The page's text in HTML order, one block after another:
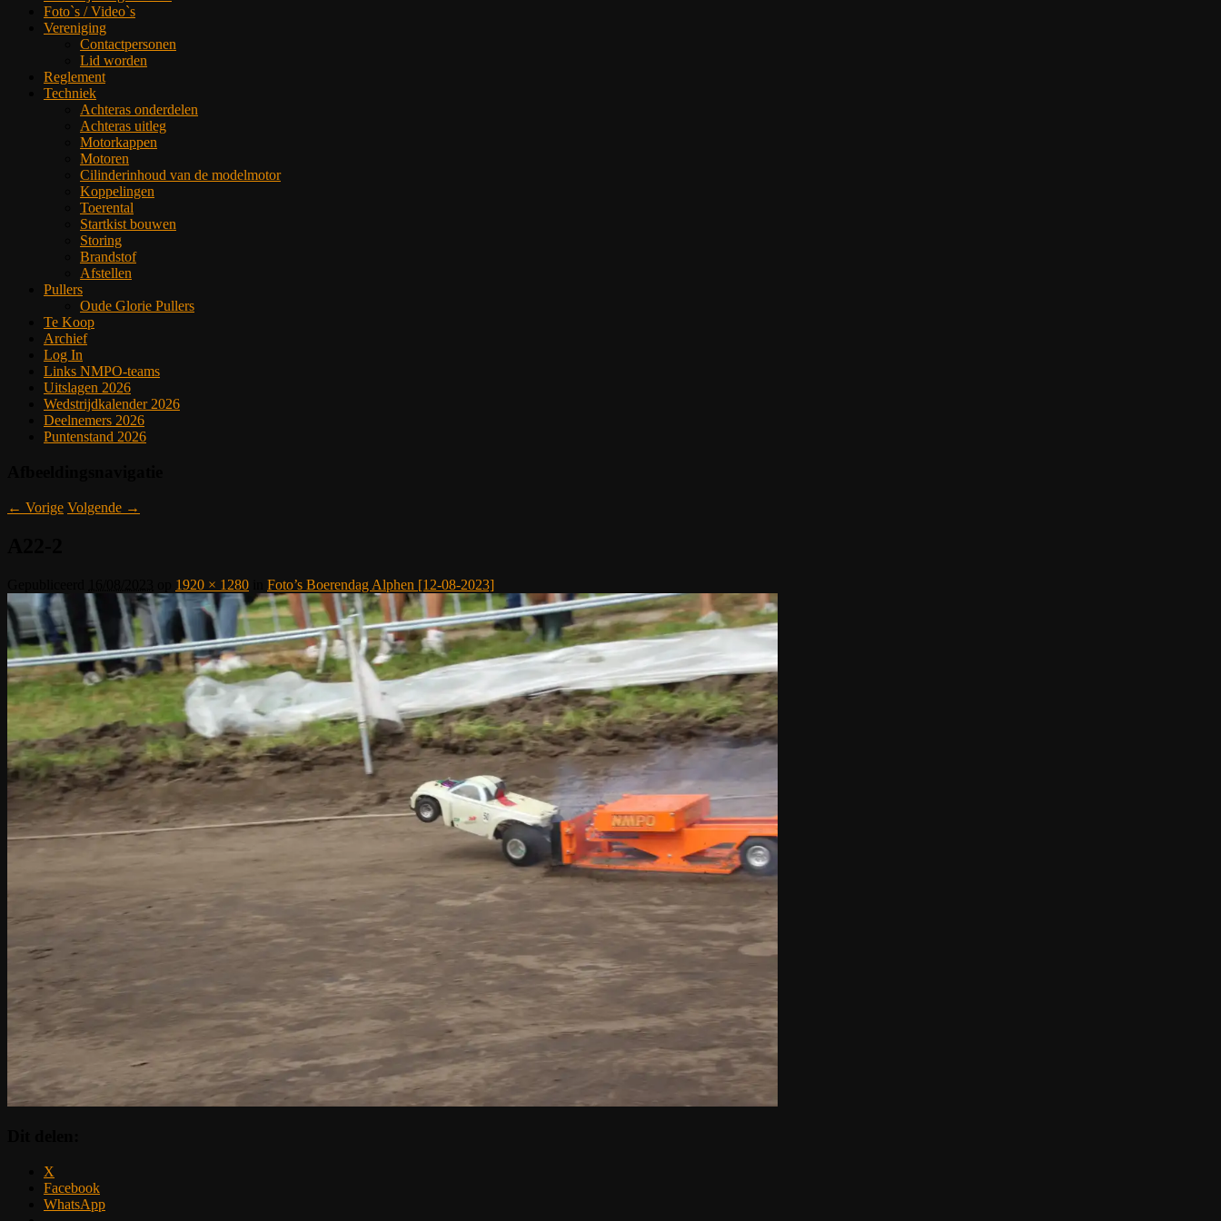
Foto`s / Video`s
Vereniging
Contactpersonen
Lid worden
Reglement
Techniek
Achteras onderdelen
Achteras uitleg
Motorkappen
Motoren
Cilinderinhoud van de modelmotor
Koppelingen
Toerental
Startkist bouwen
Storing
Brandstof
Afstellen
Pullers
Oude Glorie Pullers
Te Koop
Archief
Log In
Links NMPO-teams
Uitslagen 2026
Wedstrijdkalender 2026
Deelnemers 2026
Puntenstand 2026
← Vorige Volgende →
1920 × 1280 Foto’s Boerendag Alphen [12-08-2023]
X
Facebook
WhatsApp